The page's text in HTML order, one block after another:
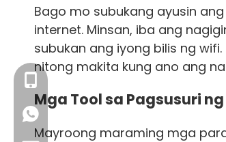
Bago mo subukang ayusin
internet. Minsan, iba ang
subukan ang iyong bilis ng
nitong makita kung ano ang
Mga Tool sa Pagsusuri ng
Mayroong maraming mga